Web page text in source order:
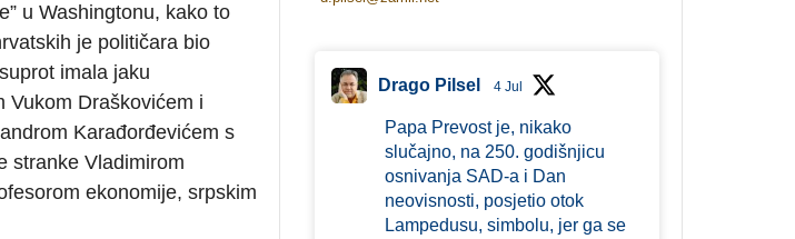
u Washingtonu, kako to
je političara bio
imala jaku
Vukom Draškovićem i
Karađorđevićem s
stranke Vladimirom
ekonomije, srpskim
Drago Pilsel 4 Jul
Papa Prevost je, nikako
slučajno, na 250. godišnjicu
osnivanja SAD-a i Dan
neovisnosti, posjetio otok
Lampedusu, simbolu, jer ga se